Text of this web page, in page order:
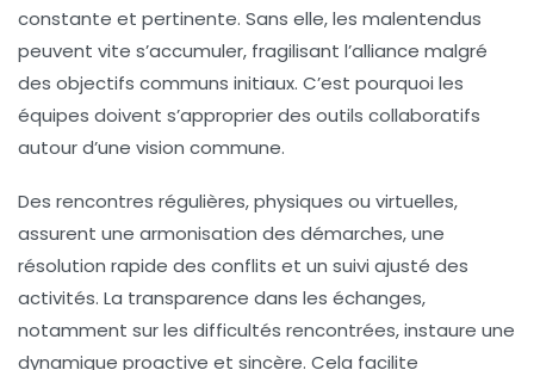
constante et pertinente. Sans elle, les malentendus
peuvent vite s’accumuler, fragilisant l’alliance malgré
des objectifs communs initiaux. C’est pourquoi les
équipes doivent s’approprier des outils collaboratifs
autour d’une vision commune.
Des rencontres régulières, physiques ou virtuelles,
assurent une armonisation des démarches, une
résolution rapide des conflits et un suivi ajusté des
activités. La transparence dans les échanges,
notamment sur les difficultés rencontrées, instaure une
dynamique proactive et sincère. Cela facilite